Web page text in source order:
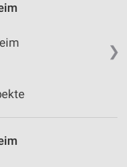
❯
oder